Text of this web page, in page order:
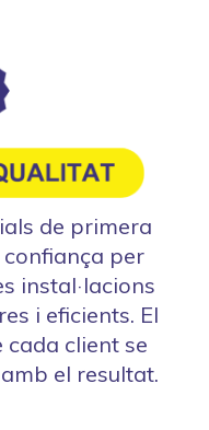
de primera
per
instal·lacions
i eficients. El
cada client se
el resultat.